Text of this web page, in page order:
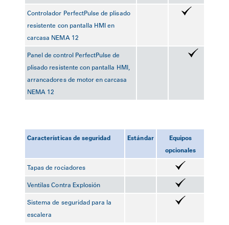
Controlador PerfectPulse de plisado
resistente con pantalla HMI en
carcasa NEMA 12
Panel de control PerfectPulse de
plisado resistente con pantalla HMI,
arrancadores de motor en carcasa
NEMA 12
Características de seguridad Estándar
Equipos
opcionales
Tapas de rociadores
Ventilas Contra Explosión
Sistema de seguridad para la
escalera